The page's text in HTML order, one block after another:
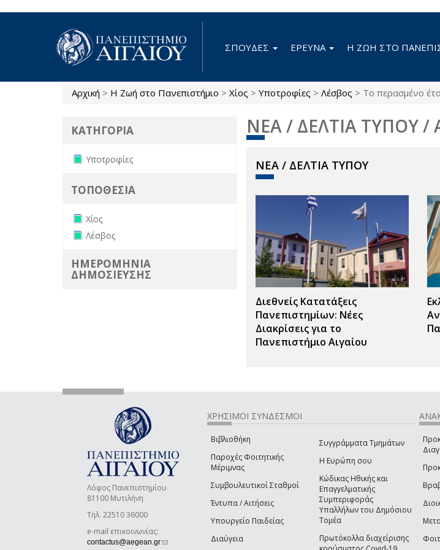
ΣΠΟΥΔΕΣ ΕΡΕΥΝΑ Η ΖΩΗ ΣΤΟ
Είστε εδώ
Αρχική > Η Ζωή στο Πανεπιστήμιο > Χίος > Υποτροφίες > Λέσβος > Το περασμένο
ΝΕΑ / ΔΕΛΤΙΑ ΤΥΠΟΥ /
ΝΕΑ / ΔΕΛΤΙΑ ΤΥΠΟΥ
Διεθνείς Κατατάξεις
Πανεπιστημίων: Νέες
Διακρίσεις για το
Πανεπιστήμιο Αιγαίου
ΚΑΤΗΓΟΡΙΑ
Remove Υποτροφίες filter
Υποτροφίες
ΤΟΠΟΘΕΣΙΑ
Remove Χίος filter
Χίος
Remove Λέσβος filter
Λέσβος
ΗΜΕΡΟΜΗΝΙΑ
ΔΗΜΟΣΙΕΥΣΗΣ
Λόφος Πανεπιστημίου
81100 Μυτιλήνη
Τηλ. 22510 36000
e-mail επικοινωνίας:
contactus@aegean.gr(link sends e-mail)
ΧΡΗΣΙΜΟΙ ΣΥΝΔΕΣΜΟΙ
Βιβλιοθήκη
Παροχές Φοιτητικής
Μέριμνας
Συμβουλευτικοί Σταθμοί
Έντυπα / Αιτήσεις
Υπουργείο Παιδείας
Διαύγεια
Συγγράμματα Τμημάτων
Η Ευρώπη σου
Κώδικας Ηθικής και
Επαγγελματικής
Συμπεριφοράς
Υπαλλήλων του Δημόσιου
Τομέα
Πρωτόκολλα διαχείρισης